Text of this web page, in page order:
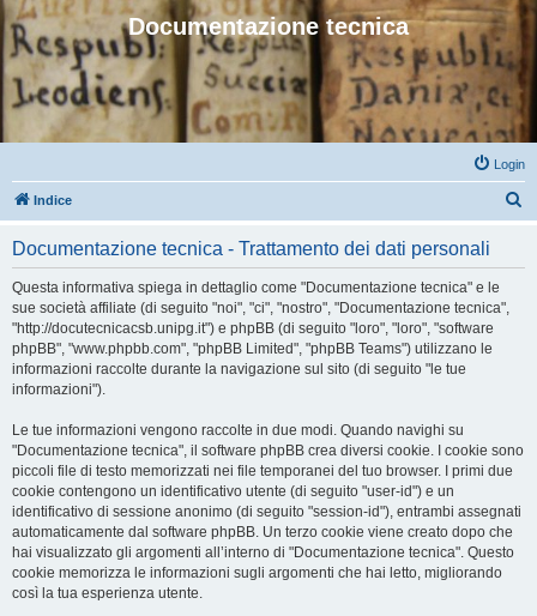
Documentazione tecnica
Login
Indice
Documentazione tecnica - Trattamento dei dati personali
Questa informativa spiega in dettaglio come "Documentazione tecnica" e le
sue società affiliate (di seguito "noi", "ci", "nostro", "Documentazione tecnica",
"http://docutecnicacsb.unipg.it") e phpBB (di seguito "loro", "loro", "software
phpBB", "www.phpbb.com", "phpBB Limited", "phpBB Teams") utilizzano le
informazioni raccolte durante la navigazione sul sito (di seguito "le tue
informazioni").
Le tue informazioni vengono raccolte in due modi. Quando navighi su
"Documentazione tecnica", il software phpBB crea diversi cookie. I cookie sono
piccoli file di testo memorizzati nei file temporanei del tuo browser. I primi due
cookie contengono un identificativo utente (di seguito "user-id") e un
identificativo di sessione anonimo (di seguito "session-id"), entrambi assegnati
automaticamente dal software phpBB. Un terzo cookie viene creato dopo che
hai visualizzato gli argomenti all’interno di "Documentazione tecnica". Questo
cookie memorizza le informazioni sugli argomenti che hai letto, migliorando
così la tua esperienza utente.